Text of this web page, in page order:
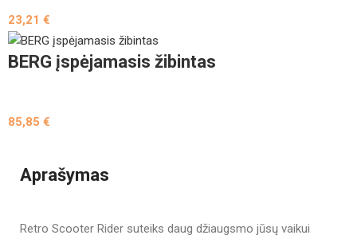
23,21€
BERG įspėjamasis žibintas
85,85€
Aprašymas
Retro Scooter Rider suteiks daug džiaugsmo jūsų vaikui